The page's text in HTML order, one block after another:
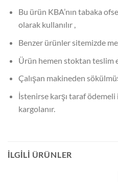
Bu ürün KBA’nın tabaka
olarak kullanılır ,
Benzer ürünler sitemizde
Ürün hemen stoktan teslim
Çalışan makineden
İstenirse karşı taraf
kargolanır.
İLGILI ÜRÜNLER